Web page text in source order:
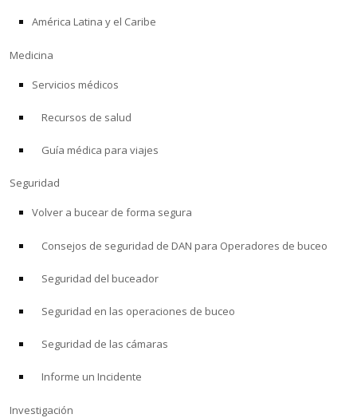
Tienda
Alert Diver
INVESTIGACIÓN
PROGRAMAS PROFESIONALES
América Latina y el Caribe
Medicina
Servicios médicos
Recursos de salud
Guía médica para viajes
Seguridad
Volver a bucear de forma segura
Consejos de seguridad de DAN para Operadores de buceo
Seguridad del buceador
Seguridad en las operaciones de buceo
Seguridad de las cámaras
Informe un Incidente
Investigación